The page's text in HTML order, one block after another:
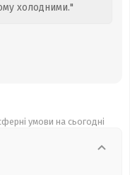
холодними."
умови на сьогодні